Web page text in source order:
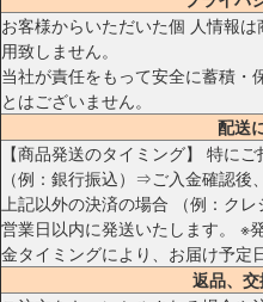
お客様からいただいた個 人情報
用致しません。
当社が責任をもって安全に蓄積・
とはございません。
配送
【商品発送のタイミング】 特に
（例：銀行振込）⇒ご入金確認後
上記以外の決済の場合 （例：ク
営業日以内に発送いたします。 ※
金タイミングにより、お届け予定
返品、